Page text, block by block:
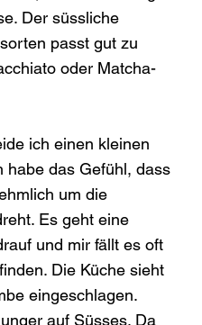
Der süssliche
passt gut zu
oder Matcha-
ich einen kleinen
habe das Gefühl, dass
um die
Es geht eine
und mir fällt es oft
Die Küche sieht
eingeschlagen.
auf Süsses. Da